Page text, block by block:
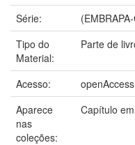
Série:
Tipo do
Material:
Parte de
Acesso:
openAccess
Aparece
nas
coleções:
Capítulo